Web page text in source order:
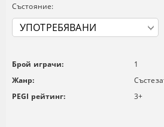
Състояние:
Брой играчи:
1
Жанр:
PEGI рейтинг:
3+